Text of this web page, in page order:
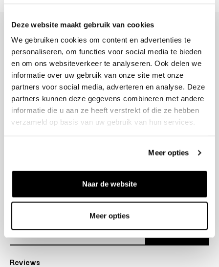
Deze website maakt gebruik van cookies
We gebruiken cookies om content en advertenties te
personaliseren, om functies voor social media te bieden
en om ons websiteverkeer te analyseren. Ook delen we
informatie over uw gebruik van onze site met onze
partners voor social media, adverteren en analyse. Deze
partners kunnen deze gegevens combineren met andere
informatie die u aan ze heeft verstrekt of die ze hebben
verzameld op basis van uw gebruik van hun services.
Meer opties
Naar de website
Meer opties
+31 23 205 2006
info@bruut.nl
Contact Formulier
Open 11:00 - 18:30
OPENINGSTIJDEN
Over ons
Reviews